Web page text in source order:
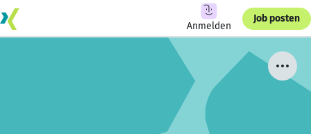
Anmelden
Job posten